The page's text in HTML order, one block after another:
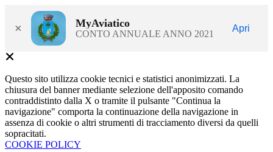
× MyAviatico
CONTO ANNUALE ANNO 2021
Apri
Questo sito utilizza cookie tecnici e statistici anonimizzati. La
chiusura del banner mediante selezione dell'apposito comando
contraddistinto dalla X o tramite il pulsante "Continua la
navigazione" comporta la continuazione della navigazione in
assenza di cookie o altri strumenti di tracciamento diversi da quelli
sopracitati.
COOKIE POLICY